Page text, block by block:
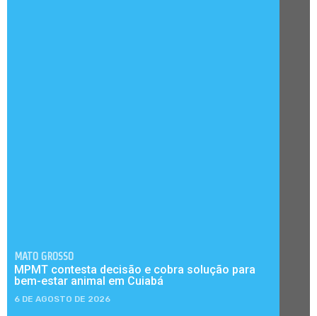
MATO GROSSO
MPMT contesta decisão e cobra solução para
bem-estar animal em Cuiabá
6 DE AGOSTO DE 2026